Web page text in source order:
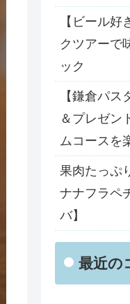
【ビール
クツアーで
ック
【鎌倉パ
＆プレゼン
ムコースを
果肉たっぷ
ナナフラペ
バ】
最近の